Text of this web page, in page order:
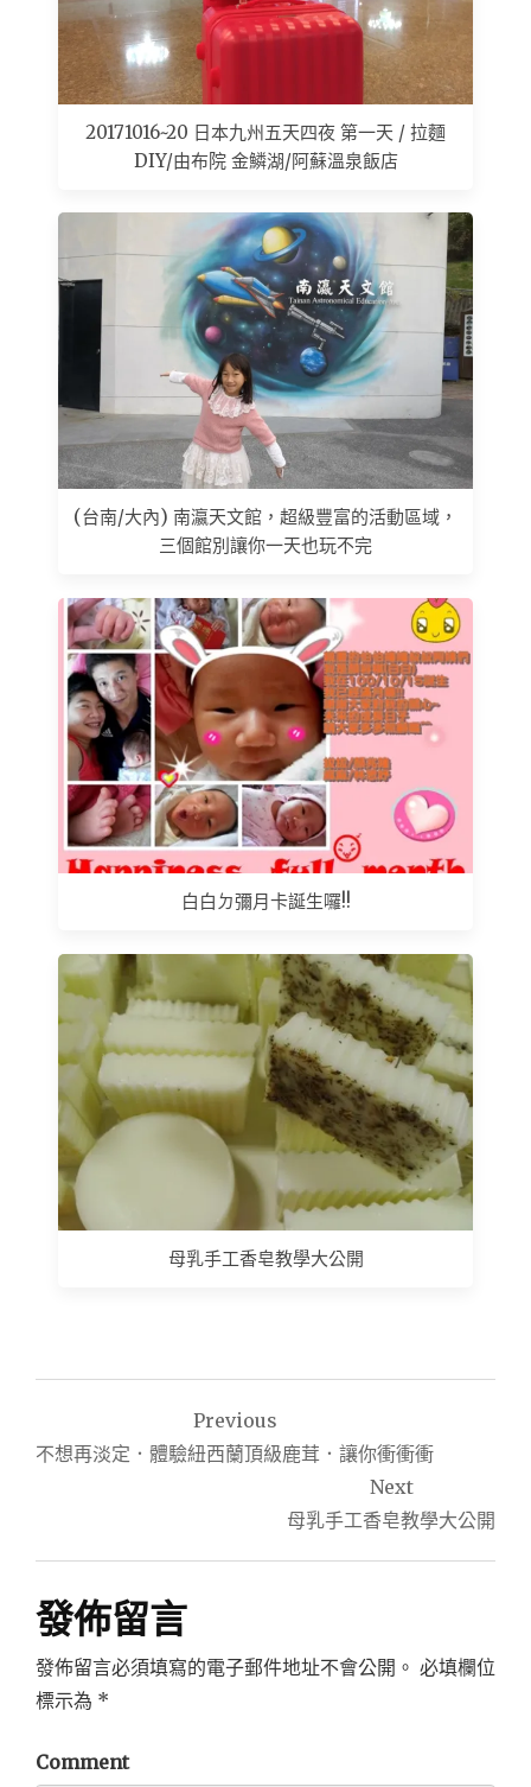
20171016~20 日本九州五天四夜 第一天 / 拉麵
DIY/由布院 金鱗湖/阿蘇溫泉飯店
(台南/大內) 南瀛天文館，超級豐富的活動區域，
三個館別讓你一天也玩不完
白白ㄉ彌月卡誕生囉!!
母乳手工香皂教學大公開
章
Previous
不想再淡定．體驗紐西蘭頂級鹿茸．讓你衝衝衝
Next
母乳手工香皂教學大公開
發佈留言
發佈留言必須填寫的電子郵件地址不會公開。 必填欄位
標示為 *
Comment